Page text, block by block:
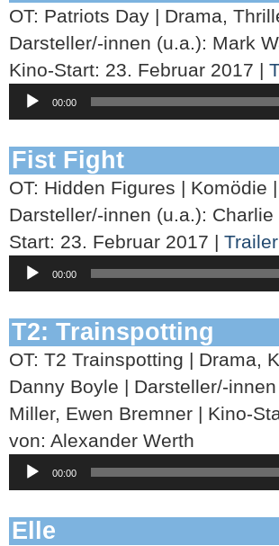
OT: Patriots Day | Drama,
Darsteller/-innen (u.a.): Mark
Kino-Start: 23. Februar 2017 |
Player
00:00
Fist Fight
OT: Hidden Figures | Komödie
Darsteller/-innen (u.a.):
Start: 23. Februar 2017 | Trailer
Player
00:00
T2: Trainspotting
OT: T2 Trainspotting | Drama,
Danny Boyle | Darsteller/-
Miller, Ewen Bremner | Kino-
von: Alexander Werth
Player
00:00
Elle